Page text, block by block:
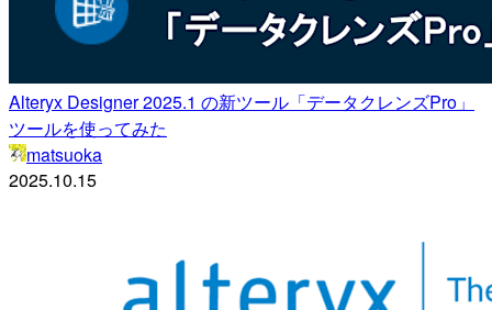
Alteryx Designer 2025.1 の新ツール「データクレンズPro」
ツールを使ってみた
matsuoka
2025.10.15